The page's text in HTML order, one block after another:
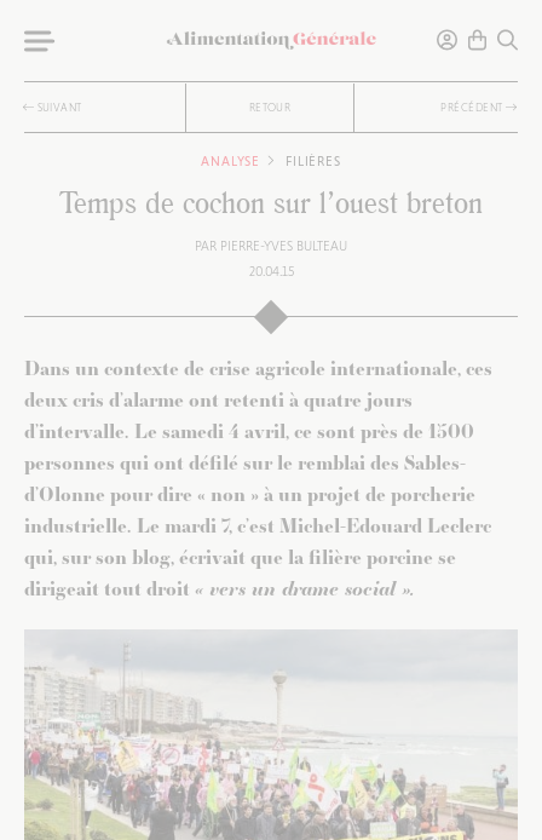
SUIVANT RETOUR PRÉCÉDENT
ANALYSE FILIÈRES
Temps de cochon sur l’ouest breton
PAR PIERRE-YVES BULTEAU
20.04.15
Dans un contexte de crise agricole internationale, ces
deux cris d’alarme ont retenti à quatre jours
d’intervalle. Le samedi 4 avril, ce sont près de 1500
personnes qui ont défilé sur le remblai des Sables-
d’Olonne pour dire « non » à un projet de porcherie
industrielle. Le mardi 7, c’est Michel-Edouard Leclerc
qui, sur son blog, écrivait que la filière porcine se
dirigeait tout droit « vers un drame social ».